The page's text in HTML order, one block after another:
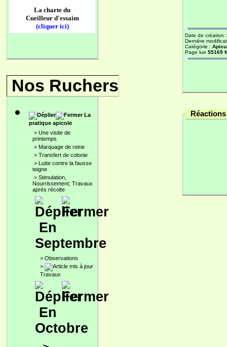
La charte du
Cueilleur d'essaim
(cliquer ici)
Nos Ruchers
La
pratique apicole
> Une visite de
printemps
> Marquage de reine
> Transfert de colonie
> Lutte contre la fausse
teigne
> Stimulation,
Nourrissement; Travaux
après récolte
En
Septembre
> Observations
>
Travaux
En
Octobre
Date de création
Dernière
Catégorie :
Page lue 55169